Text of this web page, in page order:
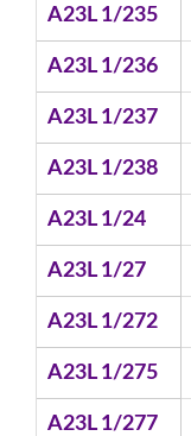
A23L 1/235
A23L 1/236
A23L 1/237
A23L 1/238
A23L 1/24
A23L 1/27
A23L 1/272
A23L 1/275
A23L 1/277